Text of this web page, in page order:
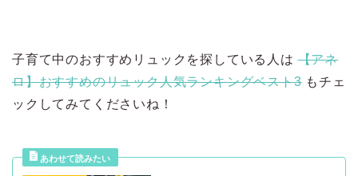
子育て中のおすすめリュックを探している人は【アネ
ロ】おすすめのリュック人気ランキングベスト3もチェ
ックしてみてくださいね！